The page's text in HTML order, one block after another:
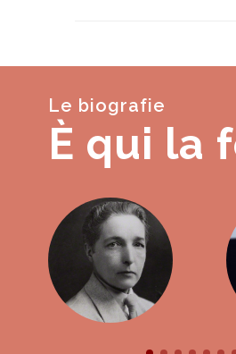
Le biografie
È qui la